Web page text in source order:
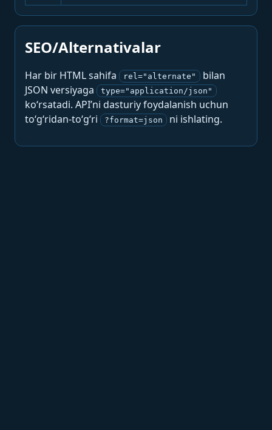
SEO/Alternativalar
Har bir HTML sahifa rel="alternate"
bilan
JSON versiyaga
type="application/json"
ko‘rsatadi. API’ni dasturiy foydalanish uchun
to‘g‘ridan-to‘g‘ri
?format=json ni ishlating.